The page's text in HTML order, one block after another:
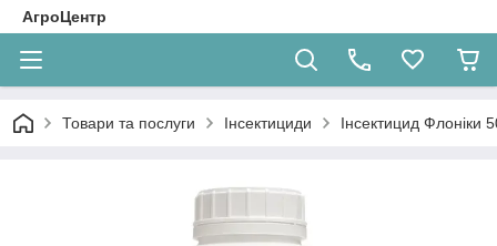
АгроЦентр
Товари та послуги Інсектициди Інсектицид Флоніки